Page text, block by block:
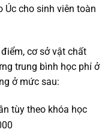
Úc cho sinh viên toàn
cơ sở vật chất
trung bình học phí ở
ở mức sau:
tùy theo khóa học